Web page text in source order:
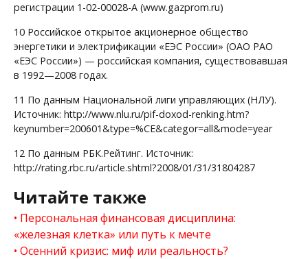
регистрации 1-02-00028-А (www.gazprom.ru)
10 Российское открытое акционерное общество
энергетики и электрификации «ЕЭС России» (ОАО РАО
«ЕЭС России») — российская компания, существовавшая
в 1992—2008 годах.
11 По данным Национальной лиги управляющих (НЛУ).
Источник: http://www.nlu.ru/pif-doxod-renking.htm?
keynumber=200601&type=%CE&categor=all&mode=year
12 По данным РБК.Рейтинг. Источник:
http://rating.rbc.ru/article.shtml?2008/01/31/31804287
Читайте также
Персональная финансовая дисциплина:
«железная клетка» или путь к мечте
Осенний кризис: миф или реальность?